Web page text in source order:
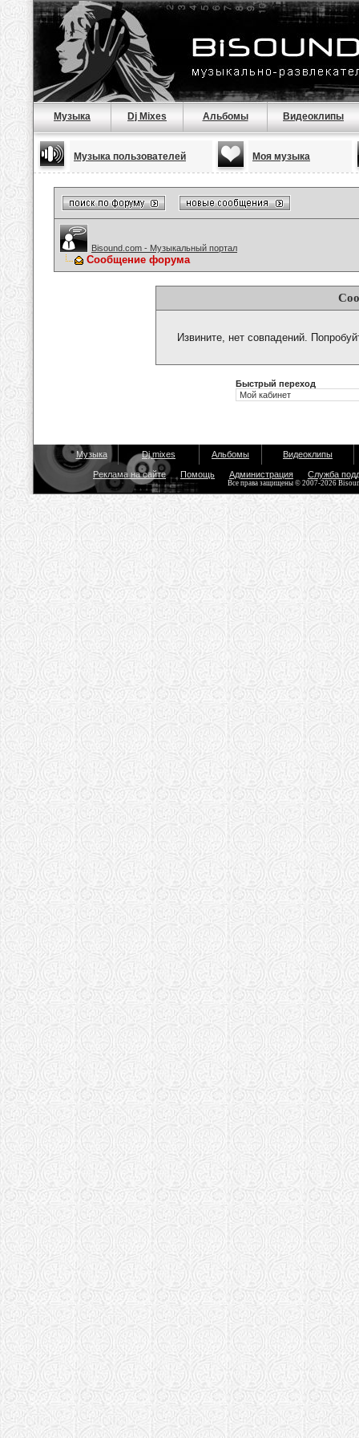
Музыка Dj Mixes Альбомы Видеоклипы
Музыка пользователей Моя музыка
Bisound.com - Музыкальный портал
Сообщение форума
Извините, нет совпадений.
Быстрый переход
Музыка Dj mixes Альбомы Видеоклипы
Реклама на сайте Помощь Администрация Служба
Все права защищены © 2007-2026